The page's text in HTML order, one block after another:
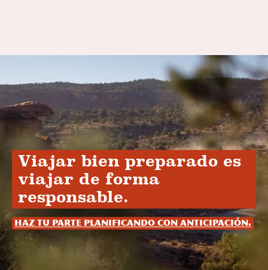
Viajar bien preparado es
viajar de forma
responsable.
Haz tu parte planificando con anticipación.